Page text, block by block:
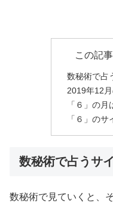
この記
数秘術で占
2019年12
「６」の
「６」の
数秘術で占うサ
数秘術で見ていくと、